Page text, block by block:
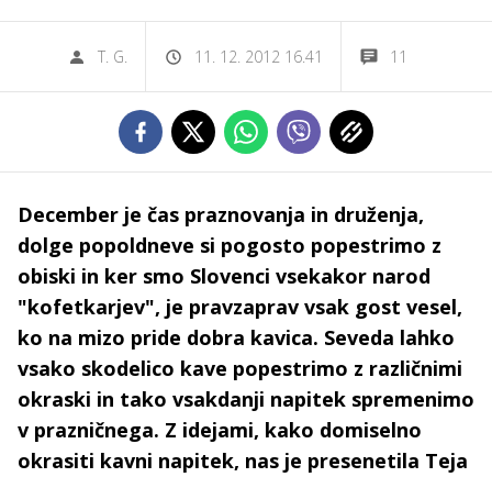
T. G. 11. 12. 2012 16.41 11
December je čas praznovanja in druženja,
dolge popoldneve si pogosto popestrimo z
obiski in ker smo Slovenci vsekakor narod
"kofetkarjev", je pravzaprav vsak gost vesel,
ko na mizo pride dobra kavica. Seveda lahko
vsako skodelico kave popestrimo z različnimi
okraski in tako vsakdanji napitek spremenimo
v prazničnega. Z idejami, kako domiselno
okrasiti kavni napitek, nas je presenetila Teja